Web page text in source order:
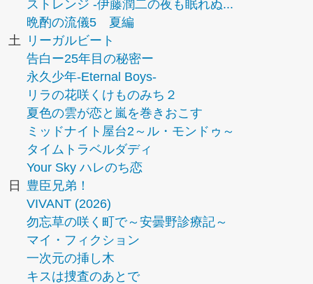
ストレンジ -伊藤潤二の夜も眠れぬ...
晩酌の流儀5 夏編
土
リーガルビート
告白ー25年目の秘密ー
永久少年-Eternal Boys-
リラの花咲くけものみち２
夏色の雲が恋と嵐を巻きおこす
ミッドナイト屋台2～ル・モンドゥ～
タイムトラベルダディ
Your Sky ハレのち恋
日
豊臣兄弟！
VIVANT (2026)
勿忘草の咲く町で～安曇野診療記～
マイ・フィクション
一次元の挿し木
キスは捜査のあとで